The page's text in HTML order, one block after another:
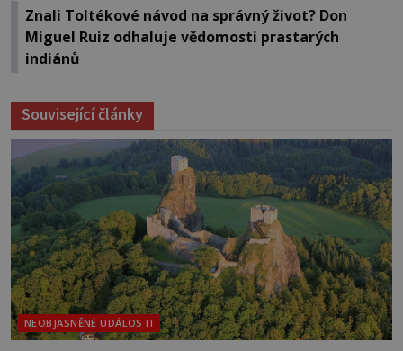
Znali Toltékové návod na správný život? Don
Miguel Ruiz odhaluje vědomosti prastarých
indiánů
Související články
NEOBJASNĚNÉ UDÁLOSTI